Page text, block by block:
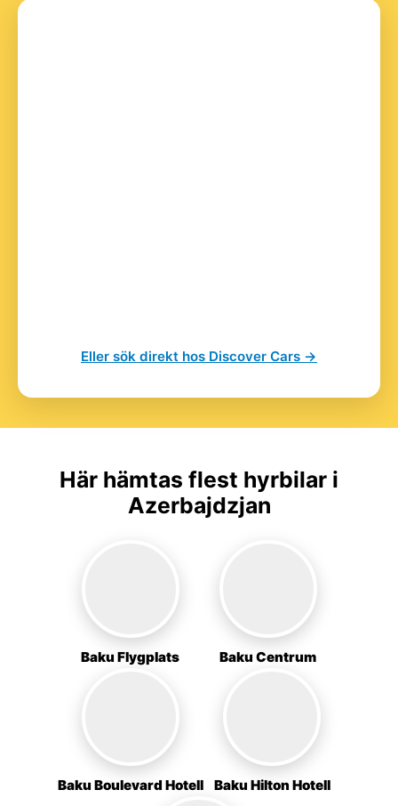
Eller sök direkt hos Discover Cars →
Här hämtas flest hyrbilar i
Azerbajdzjan
Baku Flygplats Baku Centrum
Baku Boulevard Hotell Baku Hilton Hotell